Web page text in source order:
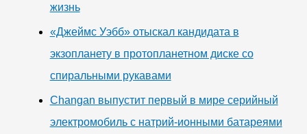
жизнь
«Джеймс Уэбб» отыскал кандидата в
экзопланету в протопланетном диске со
спиральными рукавами
Changan выпустит первый в мире серийный
электромобиль с натрий-ионными батареями